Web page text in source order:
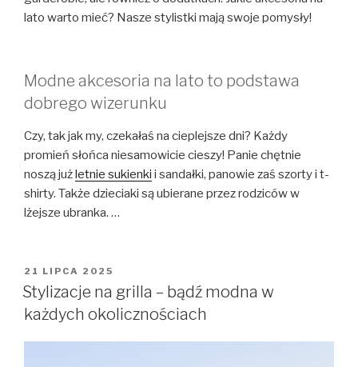
lato warto mieć? Nasze stylistki mają swoje pomysły!
Modne akcesoria na lato to podstawa
dobrego wizerunku
Czy, tak jak my, czekałaś na cieplejsze dni? Każdy
promień słońca niesamowicie cieszy! Panie chętnie
noszą jużletnie sukienki i sandałki, panowie zaś szorty i t-
shirty. Także dzieciaki są ubierane przez rodziców w
lżejsze ubranka. …
OPUBLIKOWANE
W
21 LIPCA 2025
Stylizacje na grilla – bądź modna w
każdych okolicznościach